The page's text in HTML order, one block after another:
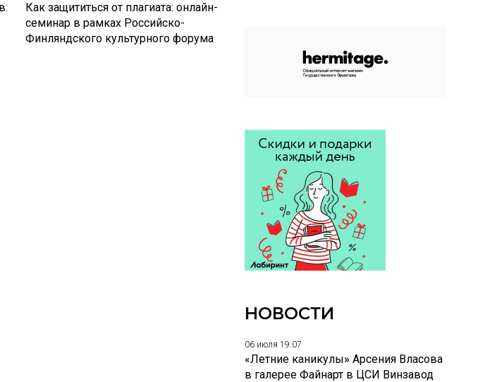
Как защититься от плагиата: онлайн-
семинар в рамках Российско-
Финляндского культурного форума
НОВОСТИ
06 июля 19:07
«Летние каникулы» Арсения Власова
в галерее Файнарт в ЦСИ Винзавод